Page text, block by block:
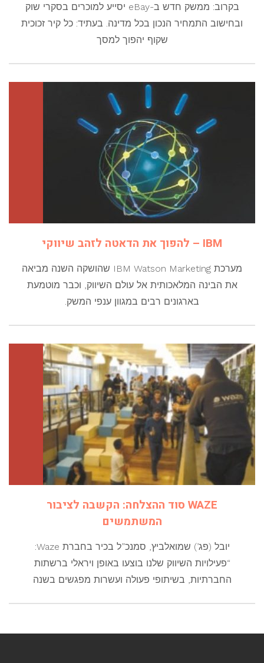
בקרוב: ממשק חדש ב-eBay יסייע למוכרים בסקרי שוק
ובחישוב התמחיר הנכון בכל מדינה. בעתיד: כל קיר זכוכית
שקוף יהפוך למסך
IBM – להפוך את הדאטה לזהב שיווקי
מערכת IBM Watson Marketing שהושקה השנה מביאה
את הבינה המלאכותית אל עולם השיווק, וכבר מוטמעת
בארגונים רבים במגוון ענפי המשק.
WAZE סוד ההצלחה: הקשבה לציבור
המשתמשים
יובל (פג’) שמואלביץ, סמנכ”ל בכיר בחברת Waze:
“פעילויות השיווק שלנו בוצעו באופן ויראלי ברשתות
החברתיות, בשיתופי פעולה ועשרות מפגשים בשנה